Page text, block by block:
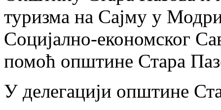
туризма на Сајму у
Социјално-економског
помоћ општине Стара
У делегацији општине